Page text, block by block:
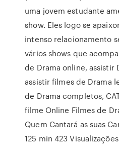
uma jovem estudante
show. Eles logo se
intenso relacionamento
vários shows que
de Drama online, assistir
assistir filmes de Drama
de Drama completos,
filme Online Filmes de
Quem Cantará as suas
125 min 423